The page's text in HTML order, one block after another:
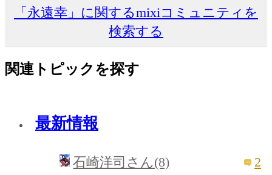
「永遠幸」に関するmixiコミュニティを
検索する
関連トピックを探す
最新情報
石崎洋司さん(8) 2